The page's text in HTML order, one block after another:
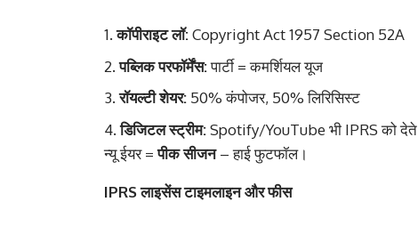
कॉपीराइट लॉ:Copyright Act 1957 Section 52A
पब्लिक परफॉर्मेंस:पार्टी = कमर्शियल यूज
रॉयल्टी शेयर: 50% कंपोजर, 50% लिरिसिस्ट
डिजिटल स्ट्रीम:Spotify/YouTube भी IPRS को देते
न्यू ईयर =पीक सीजन– हाई फुटफॉल।
IPRS लाइसेंस टाइमलाइन और फीस